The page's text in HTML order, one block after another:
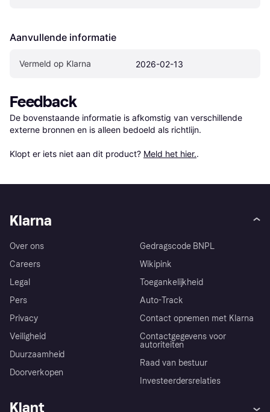
Aanvullende informatie
Vermeld op Klarna 2026-02-13
Feedback
De bovenstaande informatie is afkomstig van verschillende
externe bronnen en is alleen bedoeld als richtlijn.
Klopt er iets niet aan dit product? Meld het hier..
Klarna
Over ons
Careers
Legal
Pers
Privacy
Veiligheid
Duurzaamheid
Doorverkopen
Gedragscode BNPL
Wikipink
Toegankelijkheid
Auto-Track
Contact opnemen met Klarna
Contactgegevens voor
autoriteiten
Raad van bestuur
Investeerdersrelaties
Klant